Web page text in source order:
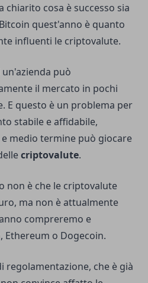
chiarito cosa è successo sia
quest'anno è quanto
influenti le criptovalute.
può
il mercato in pochi
E questo è un problema per
stabile e affidabile,
medio termine può giocare
criptovalute.
non è che le criptovalute
ma non è attualmente
compreremo e
Ethereum o Dogecoin.
regolamentazione, che è già